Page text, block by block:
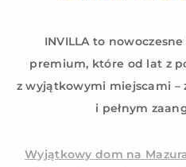
Offer
INVILLA to